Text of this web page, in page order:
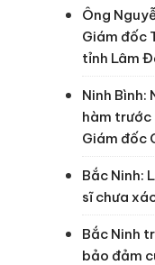
Ông
Giám đốc
tỉnh Lâm
Ninh Bình:
hàm trước
Giám đốc
Bắc Ninh:
sĩ chưa
Bắc Ninh
bảo đảm